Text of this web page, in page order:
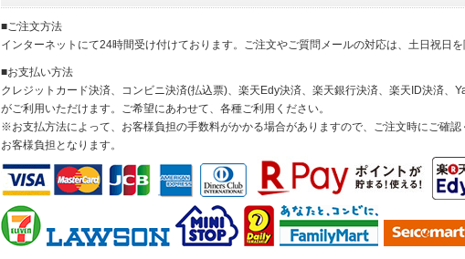
■ご注文方法
インターネットにて24時間受け付けております。ご注文やご質問メールの対応は、土日祝日を
■お支払い方法
クレジットカード決済、コンビニ決済(払込票)、楽天Edy決済、楽天銀行決済、楽天ID決済、
がご利用いただけます。ご希望にあわせて、各種ご利用ください。
※お支払方法によって、お客様負担の手数料がかかる場合がありますので、ご注文時にご確
お客様負担となります。